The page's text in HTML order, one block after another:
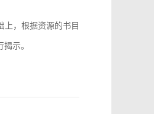
上，根据资源的书目
示。